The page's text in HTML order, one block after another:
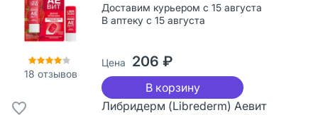
18 отзывов
Доставим курьером с 15 августа
В аптеку с 15 августа
Цена 206 ₽
В корзину
Либридерм (Librederm) Аевит